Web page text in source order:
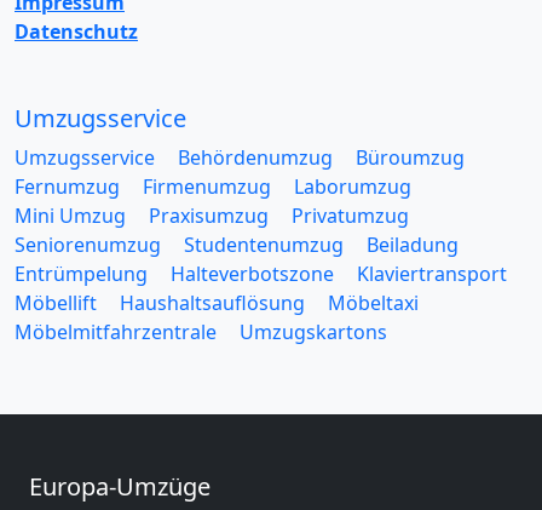
Datenschutz
Umzugsservice
Umzugsservice Behördenumzug
Büroumzug
Fernumzug
Firmenumzug
Laborumzug
Mini Umzug
Praxisumzug
Privatumzug
Seniorenumzug
Studentenumzug
Beiladung
Entrümpelung
Halteverbotszone
Klaviertransport
Möbellift
Haushaltsauflösung
Möbeltaxi
Möbelmitfahrzentrale
Umzugskartons
Europa-Umzüge